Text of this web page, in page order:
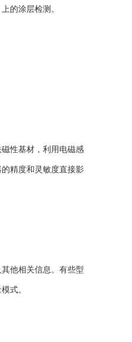
的涂层检测。
性基材，利用电磁感
精度和灵敏度直接影
他相关信息。有些型
式。